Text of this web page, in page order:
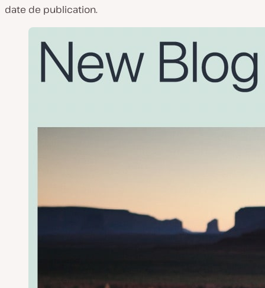
date de publication.